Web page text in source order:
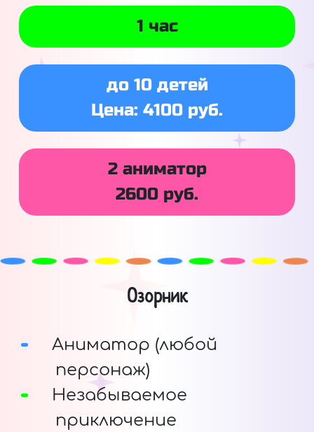
1 час
до 10 детей
Цена: 4100 руб.
2 аниматор
2600 руб.
Озорник
Аниматор (любой
персонаж)
Незабываемое
приключение